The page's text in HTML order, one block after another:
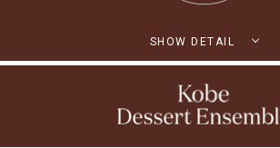
SHOW DETAIL